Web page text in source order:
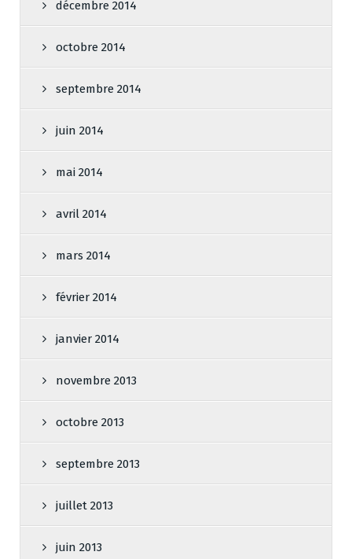
décembre 2014
octobre 2014
septembre 2014
juin 2014
mai 2014
avril 2014
mars 2014
février 2014
janvier 2014
novembre 2013
octobre 2013
septembre 2013
juillet 2013
juin 2013